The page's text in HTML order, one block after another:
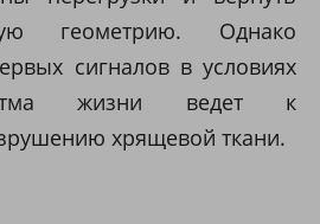
геометрию. Однако
сигналов в условиях
жизни ведет к
хрящевой ткани.